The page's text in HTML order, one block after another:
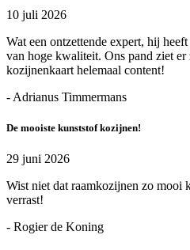
10 juli 2026
Wat een ontzettende expert, hij
van hoge kwaliteit. Ons pand ziet
kozijnenkaart helemaal content!
- Adrianus Timmermans
De mooiste kunststof kozijnen!
29 juni 2026
Wist niet dat raamkozijnen zo
verrast!
- Rogier de Koning